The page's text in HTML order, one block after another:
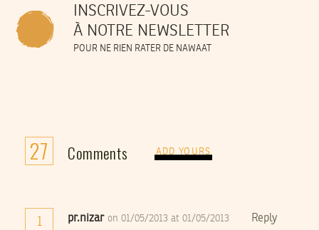
INSCRIVEZ-VOUS
À NOTRE NEWSLETTER
POUR NE RIEN RATER DE NAWAAT
27 Comments ADD YOURS
1 pr.nizar on 01/05/2013 at 01/05/2013 Reply